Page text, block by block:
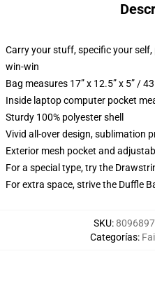
Carry your stuff, specific your
win-win
Bag measures 17” x 12.5” x 5” /
Inside laptop computer pocket
Sturdy 100% polyester shell
Vivid all-over design, sublimation
Exterior mesh pocket and
For a special type, try the
For extra space, strive the Duffle
SKU:
Categorías: